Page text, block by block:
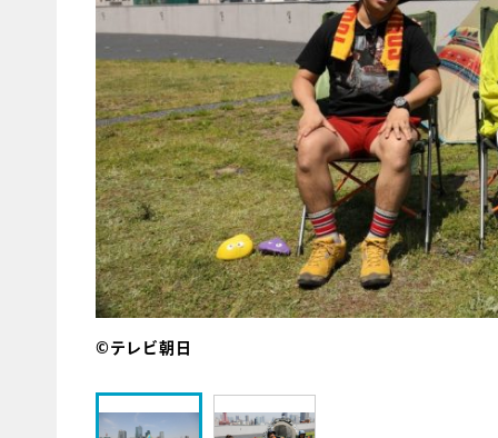
©テレビ朝日